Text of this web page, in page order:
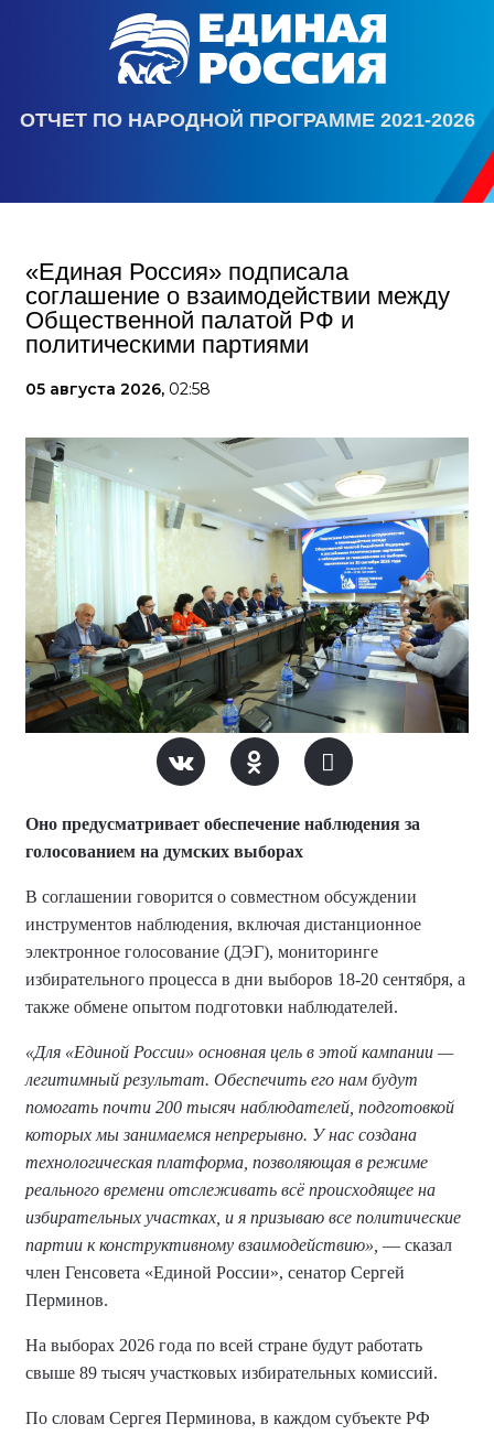
ОТЧЕТ ПО НАРОДНОЙ ПРОГРАММЕ 2021-2026
«Единая Россия» подписала
соглашение о взаимодействии между
Общественной палатой РФ и
политическими партиями
05 августа 2026, 02:58
Оно предусматривает обеспечение наблюдения за
голосованием на думских выборах
В соглашении говорится о совместном обсуждении
инструментов наблюдения, включая дистанционное
электронное голосование (ДЭГ), мониторинге
избирательного процесса в дни выборов 18-20 сентября, а
также обмене опытом подготовки наблюдателей.
«Для «Единой России» основная цель в этой кампании —
легитимный результат. Обеспечить его нам будут
помогать почти 200 тысяч наблюдателей, подготовкой
которых мы занимаемся непрерывно. У нас создана
технологическая платформа, позволяющая в режиме
реального времени отслеживать всё происходящее на
избирательных участках, и я призываю все политические
партии к конструктивному взаимодействию», — сказал
член Генсовета «Единой России», сенатор Сергей
Перминов.
На выборах 2026 года по всей стране будут работать
свыше 89 тысяч участковых избирательных комиссий.
По словам Сергея Перминова, в каждом субъекте РФ